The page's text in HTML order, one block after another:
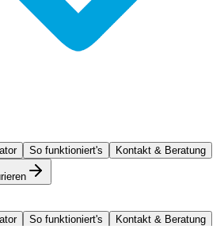
So funktioniert's Kontakt & Beratung
So funktioniert's
Kontakt & Beratung